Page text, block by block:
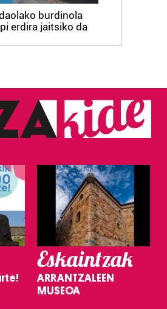
burdinola
erdira jaitsiko da
Eskaintzak
ARRANTZALEEN
MUSEOA